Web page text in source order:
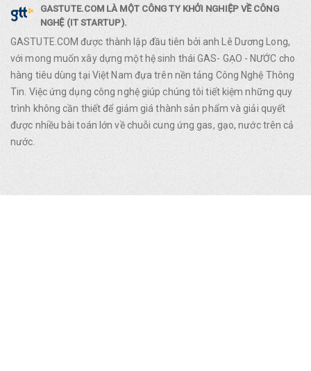
GASTUTE.COM LÀ MỘT CÔNG TY KHỞI NGHIỆP VỀ CÔNG
NGHỆ (IT STARTUP).
GASTUTE.COM được thành lập đầu tiên bởi anh Lê Dương Long,
với mong muốn xây dựng một hệ sinh thái GAS- GẠO - NƯỚC cho
hàng tiêu dùng tại Việt Nam đựa trên nền tảng Công Nghệ Thông
Tin. Việc ứng dụng công nghệ giúp chúng tôi tiết kiệm những quy
trình không cần thiết để giảm giá thành sản phẩm và giải quyết
được nhiều bài toán lớn về chuỗi cung ứng gas, gạo, nước trên cả
nước.